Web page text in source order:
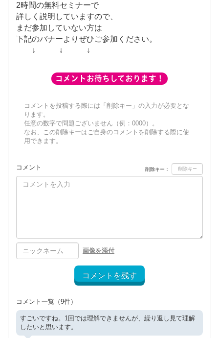
2時間の無料セミナーで
詳しく説明していますので、
まだ参加していない方は
下記のバナーよりぜひご参加ください。
↓
↓ ↓
コメントお待ちしております！
コメントを投稿する際には「削除キー」の入力が必要とな
ります。
任意の数字で問題ございません（例：0000）。
なお、この削除キーはご自身のコメントを削除する際に使
用できます。
コメント 削除キー：
画像を添付
コメントを残す
コメント一覧 （9件）
すごいですね。1回では理解できませんが、繰り返し見て理解
したいと思います。